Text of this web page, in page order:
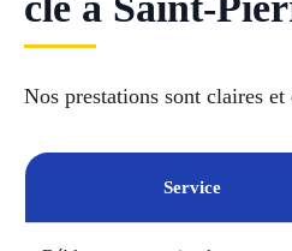
Nos prestations sont claires
Service